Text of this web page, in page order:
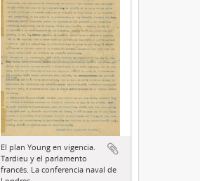
El plan Young en vigencia.
Tardieu y el parlamento
francés. La conferencia naval de